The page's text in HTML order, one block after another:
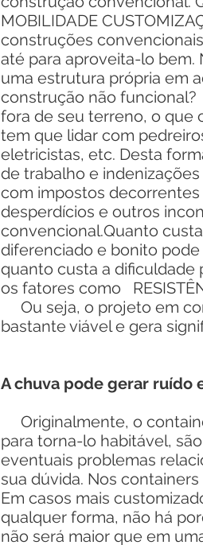
MOBILIDADE
construções
até para aproveita-lo bem.
uma estrutura própria em
construção não funcional?
fora de seu terreno, o que
tem que lidar com
eletricistas, etc. Desta
de trabalho e
com impostos
desperdícios e outros
convencional.Quanto
diferenciado e bonito
quanto custa a dificuldade
os fatores como
Ou seja, o projeto em
bastante viável e gera
A chuva pode gerar ruído
Originalmente, o
para torna-lo habitável,
eventuais problemas
sua dúvida. Nos
Em casos mais
qualquer forma, não há
não será maior que em